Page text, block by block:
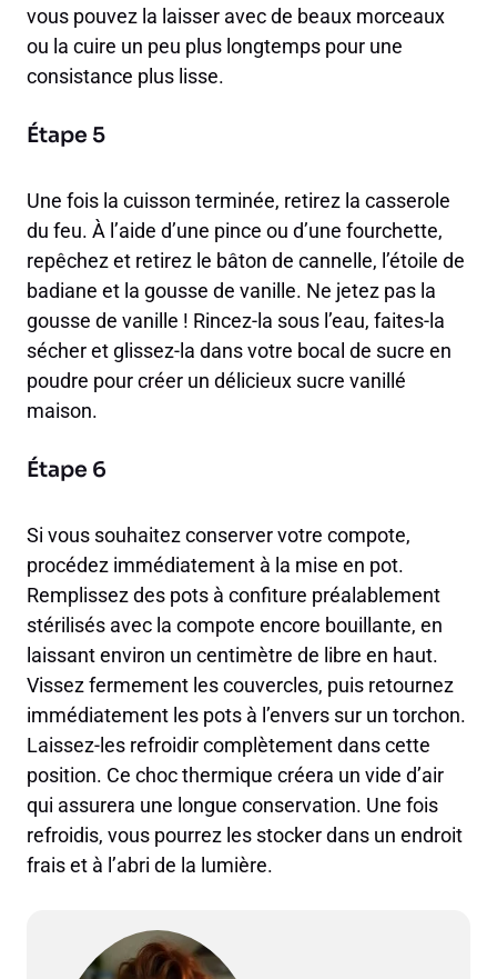
vous pouvez la laisser avec de beaux morceaux
ou la cuire un peu plus longtemps pour une
consistance plus lisse.
Étape 5
Une fois la cuisson terminée, retirez la casserole
du feu. À l’aide d’une pince ou d’une fourchette,
repêchez et retirez le bâton de cannelle, l’étoile de
badiane et la gousse de vanille. Ne jetez pas la
gousse de vanille ! Rincez-la sous l’eau, faites-la
sécher et glissez-la dans votre bocal de sucre en
poudre pour créer un délicieux sucre vanillé
maison.
Étape 6
Si vous souhaitez conserver votre compote,
procédez immédiatement à la mise en pot.
Remplissez des pots à confiture préalablement
stérilisés avec la compote encore bouillante, en
laissant environ un centimètre de libre en haut.
Vissez fermement les couvercles, puis retournez
immédiatement les pots à l’envers sur un torchon.
Laissez-les refroidir complètement dans cette
position. Ce choc thermique créera un vide d’air
qui assurera une longue conservation. Une fois
refroidis, vous pourrez les stocker dans un endroit
frais et à l’abri de la lumière.